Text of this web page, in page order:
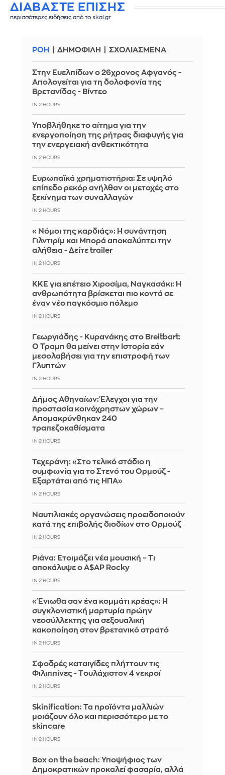
ΔΙΑΒΑΣΤΕ ΕΠΙΣΗΣ
περισσότερες ειδήσεις από το skai.gr
ΡΟΗ ΔΗΜΟΦΙΛΗ ΣΧΟΛΙΑΣΜΕΝΑ
Στην Ευελπίδων ο 26χρονος Αφγανός -
Απολογείται για τη δολοφονία της
Βρετανίδας - Βίντεο
IN 2 HOURS
Υποβλήθηκε το αίτημα για την
ενεργοποίηση της ρήτρας διαφυγής για
την ενεργειακή ανθεκτικότητα
IN 2 HOURS
Ευρωπαϊκά χρηματιστήρια: Σε υψηλό
επίπεδο ρεκόρ ανήλθαν οι μετοχές στο
ξεκίνημα των συναλλαγών
IN 2 HOURS
«Νόμοι της καρδιάς»: Η συνάντηση
Γιλντιρίμ και Μπορά αποκαλύπτει την
αλήθεια - Δείτε trailer
IN 2 HOURS
ΚΚΕ για επέτειο Χιροσίμα, Ναγκασάκι: Η
ανθρωπότητα βρίσκεται πιο κοντά σε
έναν νέο παγκόσμιο πόλεμο
IN 2 HOURS
Γεωργιάδης - Κυρανάκης στο Breitbart:
Ο Τραμπ θα μείνει στην Ιστορία εάν
μεσολαβήσει για την επιστροφή των
Γλυπτών
IN 2 HOURS
Δήμος Αθηναίων: Έλεγχοι για την
προστασία κοινόχρηστων χώρων –
Απομακρύνθηκαν 240
τραπεζοκαθίσματα
IN 2 HOURS
Τεχεράνη: «Στο τελικό στάδιο η
συμφωνία για το Στενό του Ορμούζ -
Εξαρτάται από τις ΗΠΑ»
IN 2 HOURS
Ναυτιλιακές οργανώσεις προειδοποιούν
κατά της επιβολής διοδίων στο Ορμούζ
IN 2 HOURS
Ριάνα: Ετοιμάζει νέα μουσική – Τι
αποκάλυψε ο A$AP Rocky
IN 2 HOURS
«Ένιωθα σαν ένα κομμάτι κρέας»: Η
συγκλονιστική μαρτυρία πρώην
νεοσύλλεκτης για σεξουαλική
κακοποίηση στον βρετανικό στρατό
IN 2 HOURS
Σφοδρές καταιγίδες πλήττουν τις
Φιλιππίνες - Tουλάχιστον 4 νεκροί
IN 2 HOURS
Skinification: Τα προϊόντα μαλλιών
μοιάζουν όλο και περισσότερο με το
skincare
IN 2 HOURS
Box on the beach: Υποψήφιος των
Δημοκρατικών προκαλεί φασαρία, αλλά